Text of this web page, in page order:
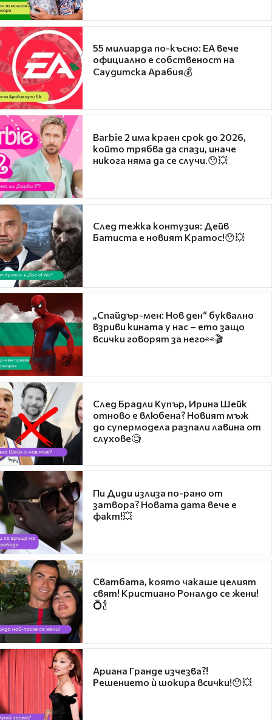
55 милиарда по-късно: EA вече
официално е собственост на
Саудитска Арабия💰
Barbie 2 има краен срок до 2026,
който трябва да спази, иначе
никога няма да се случи.😯💥
След тежка контузия: Дейв
Батиста е новият Кратос!😯💥
„Спайдър-мен: Нов ден“ буквално
взриви кината у нас – ето защо
всички говорят за него👀🎬
След Брадли Купър, Ирина Шейк
отново е влюбена? Новият мъж
до супермодела разпали лавина от
слухове🧐
Пи Диди излиза по-рано от
затвора? Новата дата вече е
факт!💥
Сватбата, която чакаше целият
свят! Кристиано Роналдо се жени!
💍🍾
Ариана Гранде изчезва?!
Решението ѝ шокира всички!😯💥